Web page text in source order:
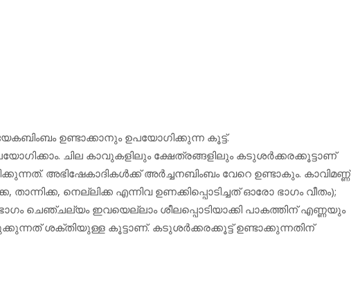
ഉണ്ടാക്കാനും ഉപയോഗിക്കുന്ന കൂട്ട്.
ചില കാവുകളിലും ക്ഷേത്രങ്ങളിലും കടുശര്‍ക്കരക്കൂട്ടാണ്
അഭിഷേകാദികള്‍ക്ക് അര്‍ച്ചനബിംബം വേറെ ഉണ്ടാകും. കാവിമണ്ണ്
നെല്ലിക്ക എന്നിവ ഉണക്കിപ്പൊടിച്ചത് ഓരോ ഭാഗം വീതം);
ചെഞ്ചല്യം ഇവയെല്ലാം ശീലപ്പൊടിയാക്കി പാകത്തിന് എണ്ണയും
ശക്തിയുള്ള കൂട്ടാണ്. കടുശര്‍ക്കരക്കൂട്ട് ഉണ്ടാക്കുന്നതിന്